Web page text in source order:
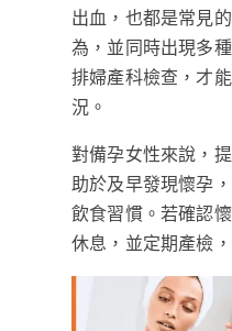
出血，也都是常見
為，並同時出現多
排婦產科檢查，才
況。
對備孕女性來說，
助於及早發現懷孕
飲食習慣。若確認
休息，並定期產檢